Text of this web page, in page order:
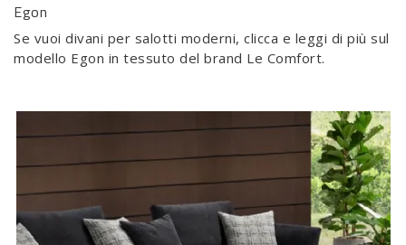
Egon
Se vuoi divani per salotti moderni, clicca e leggi di più sul
modello Egon in tessuto del brand Le Comfort.